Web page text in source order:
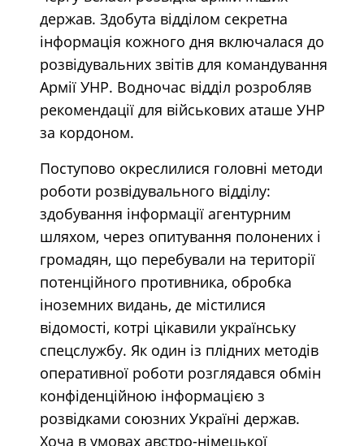
держав. Здобута відділом секретна
інформація кожного дня включалася до
розвідувальних звітів для командування
Армії УНР. Водночас відділ розробляв
рекомендації для військових аташе УНР
за кордоном.
Поступово окреслилися головні методи
роботи розвідувального відділу:
здобування інформації агентурним
шляхом, через опитування полонених і
громадян, що перебували на території
потенційного противника, обробка
іноземних видань, де містилися
відомості, котрі цікавили українську
спецслужбу. Як один із плідних методів
оперативної роботи розглядався обмін
конфіденційною інформацією з
розвідками союзних Україні держав.
Хоча в умовах австро-німецької